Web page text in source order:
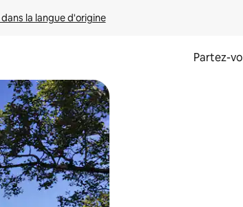
la langue d'origine
Partez-